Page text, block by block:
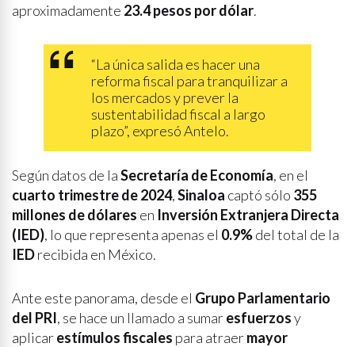
aproximadamente 23.4 pesos por dólar.
“La única salida es hacer una
reforma fiscal para tranquilizar a
los mercados y prever la
sustentabilidad fiscal a largo
plazo”, expresó Antelo.
Según datos de laSecretaría de Economía, en el
cuarto trimestre de 2024,Sinaloa captó sólo 355
millones de dólares en Inversión Extranjera Directa
(IED), lo que representa apenas el 0.9%del total de la
IEDrecibida en México.
Ante este panorama, desde el Grupo Parlamentario
del PRI, se hace un llamado a sumaresfuerzosy
aplicarestímulos fiscales para atraermayor